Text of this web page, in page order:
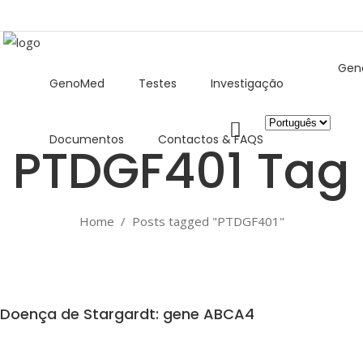
GenoMed
Testes Investigação
Documentos Contactos & FAQS
Escolha
idioma
PTDGF401 Tag
Home / Posts tagged "PTDGF401"
Doença de Stargardt: gene ABCA4